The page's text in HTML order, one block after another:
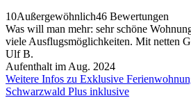
10Außergewöhnlich46 Bewertungen
Was will man mehr: sehr schöne
viele Ausflugsmöglichkeiten. Mit netten
Ulf B.
Aufenthalt im Aug. 2024
Weitere Infos zu Exklusive
Schwarzwald Plus inklusive